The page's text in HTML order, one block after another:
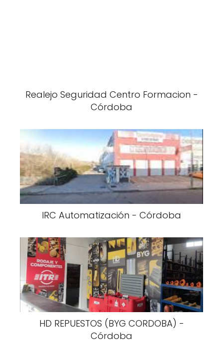
Realejo Seguridad Centro Formacion -
Córdoba
IRC Automatización - Córdoba
HD REPUESTOS (BYG CORDOBA) -
Córdoba